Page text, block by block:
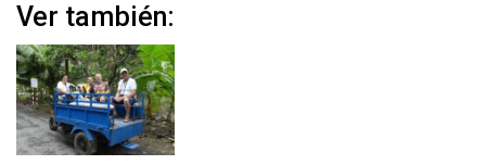
Ver también: